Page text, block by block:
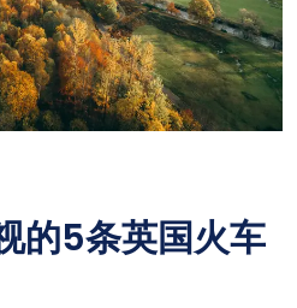
的5条英国火车